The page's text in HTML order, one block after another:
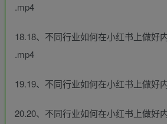
.mp4
18.18、不同行业如何在小红书上做好
.mp4
19.19、不同行业如何在小红书上做好
20.20、不同行业如何在小红书上做好